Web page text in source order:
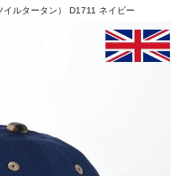
ルタータン） D1711 ネイビー